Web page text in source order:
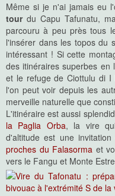
Même si je n'ai jamais eu
tourdu Capu Tafunatu,
parcouru à peu près tous
l'insérer dans les topos du
intéressant ! Si cette
des itinéraires superbes en
et le refuge de Ciottulu di
l'on peut voir depuis les
merveille naturelle que
L'itinéraire est aussi
la Paglia Orba, la vire
d'altitude est une
proches du Falasorma et
vers le Fangu et Monte